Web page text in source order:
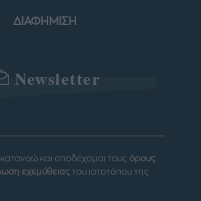
ΔΙΑΦΗΜΙΣΗ
Newsletter
κατανοώ και αποδέχομαι τους όρους
εχεμύθειας του ιστοτόπου της